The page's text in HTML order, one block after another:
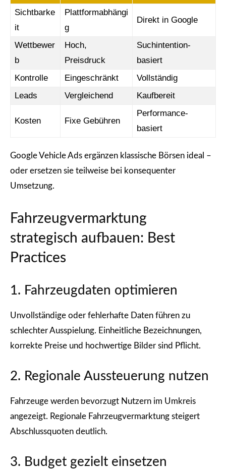
Sichtbarke
it
Plattformabhängi
g
Direkt in Google
Wettbewer
b
Hoch,
Preisdruck
Suchintention-
basiert
Kontrolle
Eingeschränkt
Vollständig
Leads
Vergleichend Kaufbereit
Kosten Fixe Gebühren
Performance-
basiert
Google Vehicle Ads ergänzen klassische Börsen ideal –
oder ersetzen sie teilweise bei konsequenter
Umsetzung.
Fahrzeugvermarktung
strategisch aufbauen: Best
Practices
1. Fahrzeugdaten optimieren
Unvollständige oder fehlerhafte Daten führen zu
schlechter Ausspielung. Einheitliche Bezeichnungen,
korrekte Preise und hochwertige Bilder sind Pflicht.
2. Regionale Aussteuerung nutzen
Fahrzeuge werden bevorzugt Nutzern im Umkreis
angezeigt. Regionale Fahrzeugvermarktung steigert
Abschlussquoten deutlich.
3. Budget gezielt einsetzen